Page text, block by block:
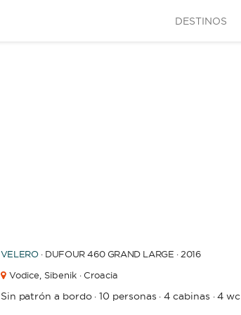
DESTINOS
VELERO · DUFOUR 460 GRAND LARGE · 2016
Vodice, Sibenik · Croacia
Sin patrón a bordo·10 personas ·4 cabinas ·4 wc